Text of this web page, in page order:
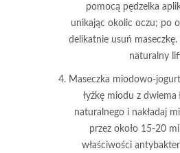
pomocą pędzelka
unikając okolic oczu; po
delikatnie usuń maseczkę.
naturalny
Maseczka miodowo-
łyżkę miodu z dwiema
naturalnego i nakładaj
przez około 15-20
właściwości